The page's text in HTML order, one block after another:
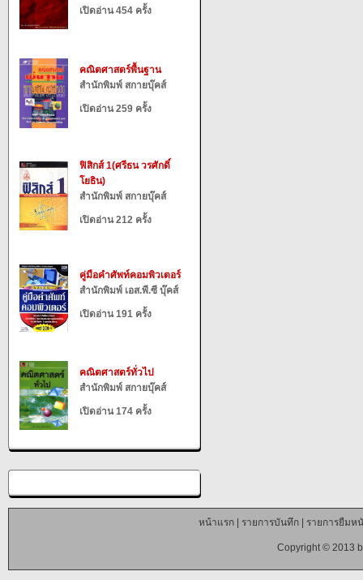
เปิดอ่าน 454 ครั้ง
คณิตศาสตร์พื้นฐาน
สำนักพิมพ์ สกายบุ๊คส์
เปิดอ่าน 259 ครั้ง
ฟิสิกส์ 1(ศรีธน วรศักดิ์
โยธิน)
สำนักพิมพ์ สกายบุ๊คส์
เปิดอ่าน 212 ครั้ง
คู่มือคำศัพท์คอมพิวเตอร์
สำนักพิมพ์ เอส.พี.ซี บุ๊คส์
เปิดอ่าน 191 ครั้ง
คณิตศาสตร์ทั่วไป
สำนักพิมพ์ สกายบุ๊คส์
เปิดอ่าน 174 ครั้ง
หน้าแรก| รายการบันทึก| รายการยืมห
Copyright © 2013